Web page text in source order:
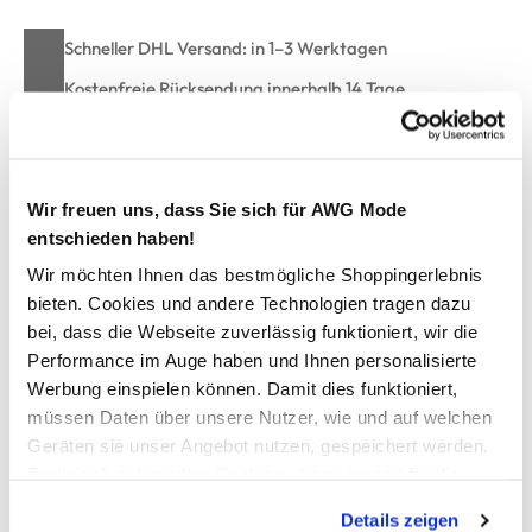
Wir freuen uns, dass Sie sich für AWG Mode
entschieden haben!
Wir möchten Ihnen das bestmögliche Shoppingerlebnis
bieten. Cookies und andere Technologien tragen dazu
bei, dass die Webseite zuverlässig funktioniert, wir die
Performance im Auge haben und Ihnen personalisierte
Werbung einspielen können. Damit dies funktioniert,
müssen Daten über unsere Nutzer, wie und auf welchen
Geräten sie unser Angebot nutzen, gespeichert werden.
Details zeigen
Schneller DHL Versand: in 1–3 Werktagen
Kostenfreie Rücksendung innerhalb 14 Tage
Kostenlose Filiallieferung in Ihre Wunschfiliale
Zur Wunschliste hinzufügen
Jungen Badehose mit Dinos
bequeme Badeshorts von Stop+Go
mit breitem Gummizug und integrierter Kordel
effektvoller Dino-Alloverprint